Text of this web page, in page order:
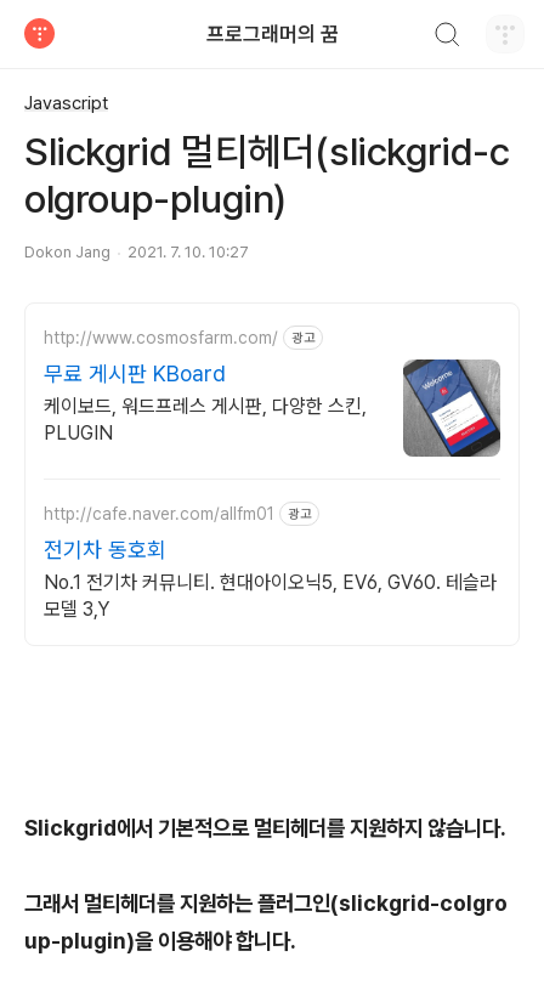
프로그래머의 꿈
Javascript
Slickgrid 멀티헤더(slickgrid-c
olgroup-plugin)
Dokon Jang 2021. 7. 10. 10:27
http://www.cosmosfarm.com/ 광고
무료 게시판 KBoard
케이보드, 워드프레스 게시판, 다양한 스킨,
PLUGIN
http://cafe.naver.com/allfm01 광고
전기차 동호회
No.1 전기차 커뮤니티. 현대아이오닉5, EV6, GV60. 테슬라
모델 3,Y
Slickgrid에서 기본적으로 멀티헤더를 지원하지 않습니다.
그래서 멀티헤더를 지원하는 플러그인(slickgrid-colgro
up-plugin)을 이용해야 합니다.